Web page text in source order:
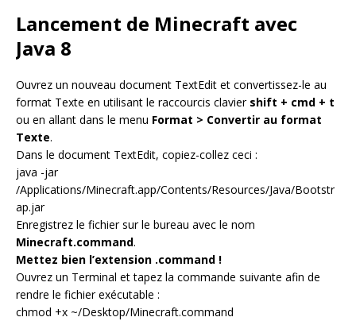
Lancement de Minecraft avec
Java 8
Ouvrez un nouveau document TextEdit et convertissez-le au
format Texte en utilisant le raccourcis clavier shift + cmd + t
ou en allant dans le menu Format > Convertir au format
Texte.
Dans le document TextEdit, copiez-collez ceci :
java -jar
/Applications/Minecraft.app/Contents/Resources/Java/Bootstr
ap.jar
Enregistrez le fichier sur le bureau avec le nom
Minecraft.command.
Mettez bien l’extension .command !
Ouvrez un Terminal et tapez la commande suivante afin de
rendre le fichier exécutable :
chmod +x ~/Desktop/Minecraft.command